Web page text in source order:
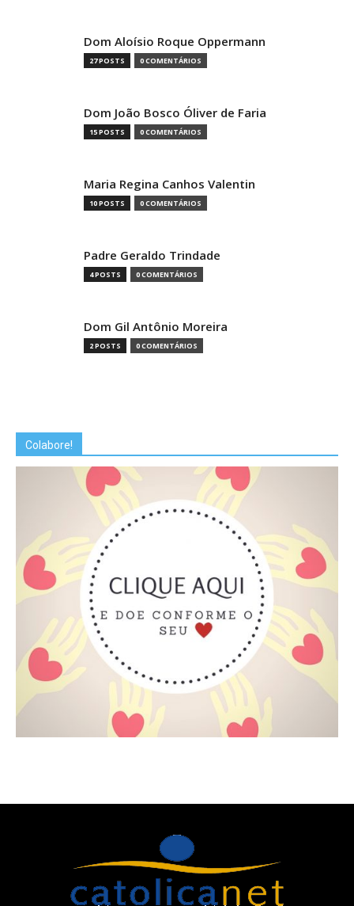
Dom Aloísio Roque Oppermann
27 POSTS 0 COMENTÁRIOS
Dom João Bosco Óliver de Faria
15 POSTS 0 COMENTÁRIOS
Maria Regina Canhos Valentin
10 POSTS 0 COMENTÁRIOS
Padre Geraldo Trindade
4 POSTS 0 COMENTÁRIOS
Dom Gil Antônio Moreira
2 POSTS 0 COMENTÁRIOS
Colabore!